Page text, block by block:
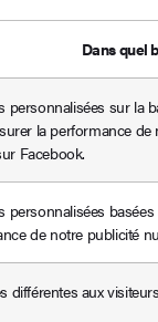
Dans quel
sur la
la performance
Facebook.
de notre publicité
différentes aux